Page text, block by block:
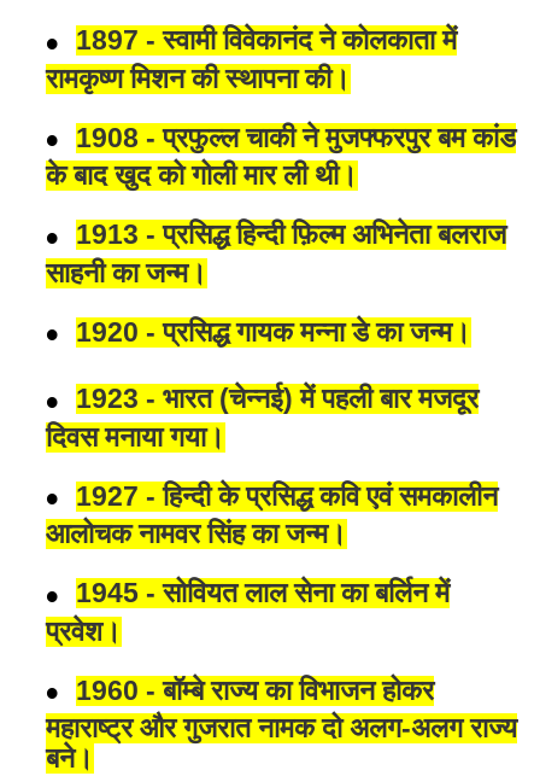
1897 - स्वामी विवेकानंद ने कोलकाता में
रामकृष्ण मिशन की स्थापना की।
1908 - प्रफुल्ल चाकी ने मुजफ्फरपुर बम कांड
के बाद खुद को गोली मार ली थी।
1913 - प्रसिद्ध हिन्दी फ़िल्म अभिनेता बलराज
साहनी का जन्म।
1920 - प्रसिद्ध गायक मन्ना डे का जन्म।
1923 - भारत (चेन्नई) में पहली बार मजदूर
दिवस मनाया गया।
1927 - हिन्दी के प्रसिद्ध कवि एवं समकालीन
आलोचक नामवर सिंह का जन्म।
1945 - सोवियत लाल सेना का बर्लिन में
प्रवेश।
1960 - बॉम्बे राज्य का विभाजन होकर
महाराष्ट्र और गुजरात नामक दो अलग-अलग राज्य
बने।